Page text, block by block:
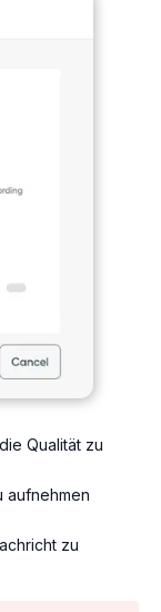
Qualität zu
aufnehmen
zu